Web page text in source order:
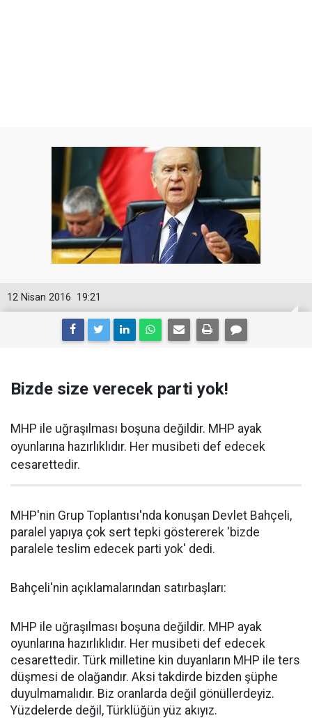
19:21
12 Nisan 2016
Bizde size verecek parti yok!
MHP ile uğraşılması boşuna değildir. MHP ayak
oyunlarına hazırlıklıdır. Her musibeti def edecek
cesarettedir.
MHP'nin Grup Toplantısı'nda konuşan Devlet Bahçeli,
paralel yapıya çok sert tepki göstererek 'bizde
paralele teslim edecek parti yok' dedi.
Bahçeli'nin açıklamalarından satırbaşları:
MHP ile uğraşılması boşuna değildir. MHP ayak
oyunlarına hazırlıklıdır. Her musibeti def edecek
cesarettedir. Türk milletine kin duyanların MHP ile ters
düşmesi de olağandır. Aksi takdirde bizden şüphe
duyulmamalıdır. Biz oranlarda değil gönüllerdeyiz.
Yüzdelerde değil, Türklüğün yüz akıyız.